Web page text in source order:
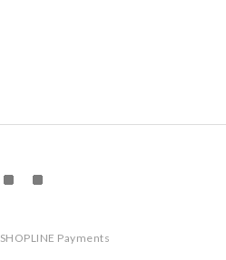
SHOPLINE Payments